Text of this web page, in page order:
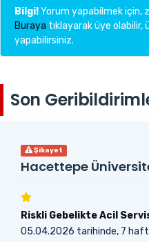
Bilgi!Yorum yapabilmek için,
Buraya tıklayarak üye olabilir,
yapabilirsiniz.
Son
Şikayet
Hacettepe
Riskli Gebelikte Acil
05.04.2026 tarihinde, 7